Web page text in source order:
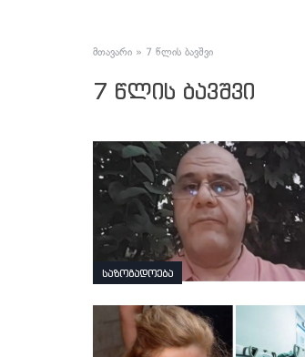
მთავარი » 7 წლის ბავშვი
7 წლის ბავშვი
საზოგადოება